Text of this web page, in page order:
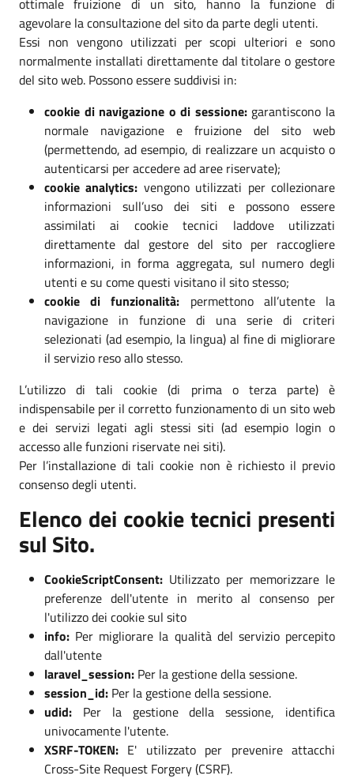
agevolare la consultazione del sito da parte degli utenti.
Essi non vengono utilizzati per scopi ulteriori e sono
normalmente installati direttamente dal titolare o gestore
del sito web. Possono essere suddivisi in:
cookie di navigazione o di sessione:garantiscono la
normale navigazione e fruizione del sito web
(permettendo, ad esempio, di realizzare un acquisto o
autenticarsi per accedere ad aree riservate);
cookie analytics: vengono utilizzati per collezionare
informazioni sull’uso dei siti e possono essere
assimilati ai cookie tecnici laddove utilizzati
direttamente dal gestore del sito per raccogliere
informazioni, in forma aggregata, sul numero degli
utenti e su come questi visitano il sito stesso;
cookie di funzionalità: permettono all’utente la
navigazione in funzione di una serie di criteri
selezionati (ad esempio, la lingua) al fine di migliorare
il servizio reso allo stesso.
L’utilizzo di tali cookie (di prima o terza parte) è
indispensabile per il corretto funzionamento di un sito web
e dei servizi legati agli stessi siti (ad esempio login o
accesso alle funzioni riservate nei siti).
Per l’installazione di tali cookie non è richiesto il previo
consenso degli utenti.
Elenco dei cookie tecnici presenti
sul Sito.
CookieScriptConsent: Utilizzato per memorizzare le
preferenze dell'utente in merito al consenso per
l'utilizzo dei cookie sul sito
info: Per migliorare la qualità del servizio percepito
dall'utente
laravel_session: Per la gestione della sessione.
session_id: Per la gestione della sessione.
udid: Per la gestione della sessione, identifica
univocamente l'utente.
XSRF-TOKEN: E' utilizzato per prevenire attacchi
Cross-Site Request Forgery (CSRF).